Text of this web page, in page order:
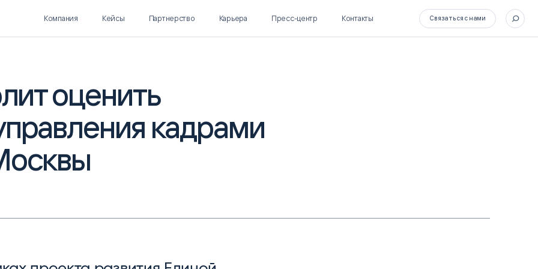
Polymatica EPM
ПЛАНИРОВАНИЕ И
БЮДЖЕТИРОВАНИЕ
SL Soft AI
AI ДЛЯ ГИПЕРАВТОМАТИЗАЦИИ
Компания Кейсы Партнерство Карьера Пресс-центр Контакты Связаться с нами
оценить
кадрами